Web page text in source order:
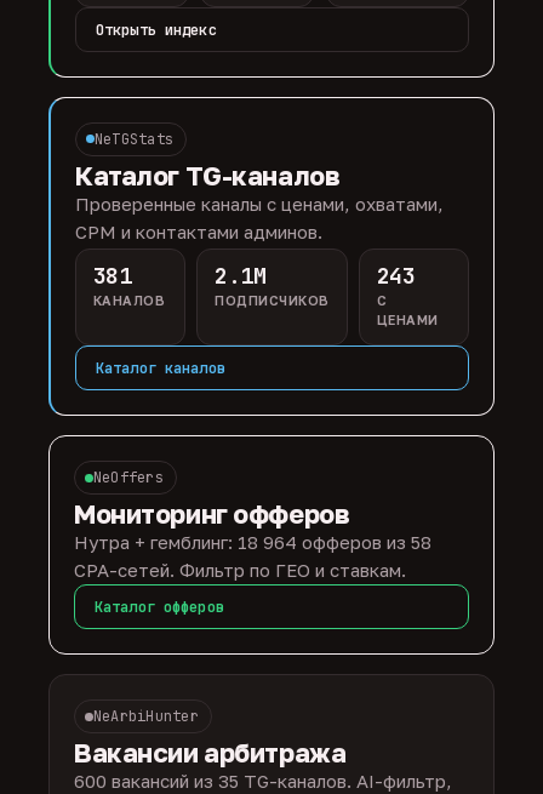
Открыть индекс
NeTGStats
Каталог TG-каналов
Проверенные каналы с ценами, охватами,
CPM и контактами админов.
381
КАНАЛОВ
2.1M
ПОДПИСЧИКОВ
243
С
ЦЕНАМИ
Каталог каналов
NeOffers
Мониторинг офферов
Нутра + гемблинг: 18 964 офферов из 58
CPA-сетей. Фильтр по ГЕО и ставкам.
Каталог офферов
NeArbiHunter
Вакансии арбитража
600 вакансий из 35 TG-каналов. AI-фильтр,